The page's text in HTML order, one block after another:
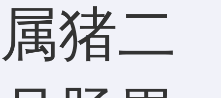
属猪二